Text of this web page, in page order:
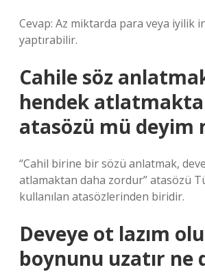
Cevap: Az miktarda para veya iyilik
yaptırabilir.
Cahile söz
hendek
atasözü mü deyim
“Cahil birine bir sözü anlatmak,
atlamaktan daha zordur” atasözü
kullanılan atasözlerinden biridir.
Deveye ot lazım
boynunu uzatır ne